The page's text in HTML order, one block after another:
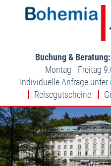
Buchung &
Montag - Freitag
Individuelle Anfrage unter
Reisegutscheine